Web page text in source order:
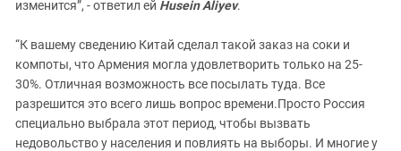
изменится”, - ответил ей Husein Aliyev.
“К вашему сведению Китай сделал такой заказ на соки и
компоты, что Армения могла удовлетворить только на 25-
30%. Отличная возможность все посылать туда. Все
разрешится это всего лишь вопрос времени.Просто Россия
специально выбрала этот период, чтобы вызвать
недовольство у населения и повлиять на выборы. И многие у